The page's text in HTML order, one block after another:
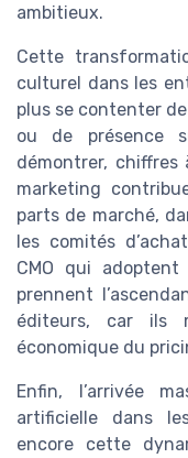
ambitieux.
Cette
culturel dans les
plus se contenter
ou de présence
démontrer, chiffres
marketing
parts de marché,
les comités
CMO qui
prennent
éditeurs, car ils
économique du
Enfin, l’arrivée
artificielle dans
encore cette